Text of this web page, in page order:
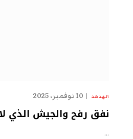
الهدهد 10 نوفمبر، 2025
نفق رفح والجيش الذي
…